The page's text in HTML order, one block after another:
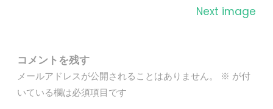
Next image
コメントを残す
メールアドレスが公開されることはありません。 ※ が付
いている欄は必須項目です